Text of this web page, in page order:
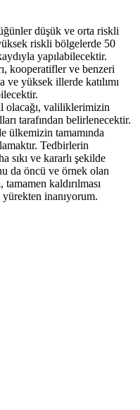
düşük ve orta riskli
riskli bölgelerde 50
yapılabilecektir.
kooperatifler ve benzeri
ve yüksek illerde katılımı
olacağı, valiliklerimizin
tarafından belirlenecektir.
ülkemizin tamamında
Tedbirlerin
sıkı ve kararlı şekilde
da öncü ve örnek olan
kaldırılması
yürekten inanıyorum.